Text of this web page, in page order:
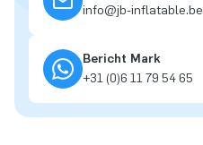
info@jb-inflatable.be
Bericht Mark
+31 (0)6 11 79 54 65